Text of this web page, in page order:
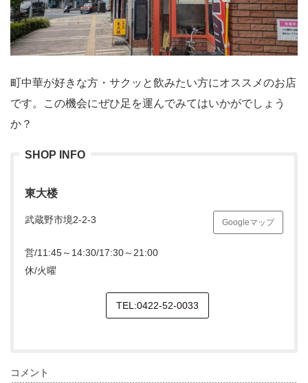
町中華が好きな方・サクッと飲みたい方にオススメのお店
です。この機会にぜひ足を運んでみてはいかがでしょう
か？
SHOP INFO
東大楼
Googleマップ
武蔵野市境2-2-3
営/11:45～14:30/17:30～21:00
休/火曜
TEL:0422-52-0033
コメント